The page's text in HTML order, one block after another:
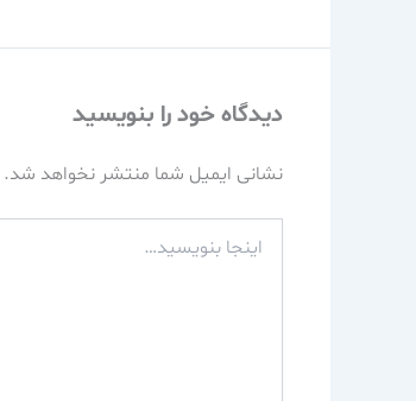
دیدگاه‌ خود را بنویسید
نشانی ایمیل شما منتشر نخواهد شد.
بنویسید…